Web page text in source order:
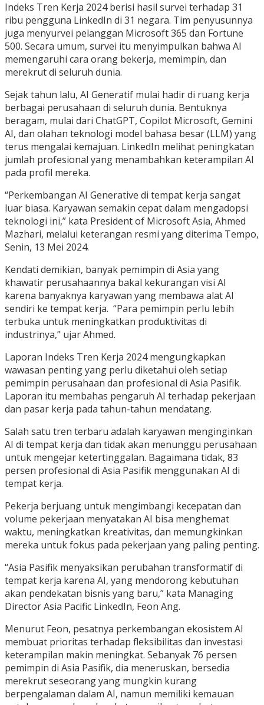
Indeks Tren Kerja 2024 berisi hasil survei terhadap 31
ribu pengguna LinkedIn di 31 negara. Tim penyusunnya
juga menyurvei pelanggan Microsoft 365 dan Fortune
500. Secara umum, survei itu menyimpulkan bahwa AI
memengaruhi cara orang bekerja, memimpin, dan
merekrut di seluruh dunia.
Sejak tahun lalu, AI Generatif mulai hadir di ruang kerja
berbagai perusahaan di seluruh dunia. Bentuknya
beragam, mulai dari ChatGPT, Copilot Microsoft, Gemini
AI, dan olahan teknologi model bahasa besar (LLM) yang
terus mengalai kemajuan. LinkedIn melihat peningkatan
jumlah profesional yang menambahkan keterampilan AI
pada profil mereka.
“Perkembangan AI Generative di tempat kerja sangat
luar biasa. Karyawan semakin cepat dalam mengadopsi
teknologi ini,” kata President of Microsoft Asia, Ahmed
Mazhari, melalui keterangan resmi yang diterima Tempo,
Senin, 13 Mei 2024.
Kendati demikian, banyak pemimpin di Asia yang
khawatir perusahaannya bakal kekurangan visi AI
karena banyaknya karyawan yang membawa alat AI
sendiri ke tempat kerja. “Para pemimpin perlu lebih
terbuka untuk meningkatkan produktivitas di
industrinya,” ujar Ahmed.
Laporan Indeks Tren Kerja 2024 mengungkapkan
wawasan penting yang perlu diketahui oleh setiap
pemimpin perusahaan dan profesional di Asia Pasifik.
Laporan itu membahas pengaruh AI terhadap pekerjaan
dan pasar kerja pada tahun-tahun mendatang.
Salah satu tren terbaru adalah karyawan menginginkan
AI di tempat kerja dan tidak akan menunggu perusahaan
untuk mengejar ketertinggalan. Bagaimana tidak, 83
persen profesional di Asia Pasifik menggunakan AI di
tempat kerja.
Pekerja berjuang untuk mengimbangi kecepatan dan
volume pekerjaan menyatakan AI bisa menghemat
waktu, meningkatkan kreativitas, dan memungkinkan
mereka untuk fokus pada pekerjaan yang paling penting.
“Asia Pasifik menyaksikan perubahan transformatif di
tempat kerja karena AI, yang mendorong kebutuhan
akan pendekatan bisnis yang baru,” kata Managing
Director Asia Pacific LinkedIn, Feon Ang.
Menurut Feon, pesatnya perkembangan ekosistem AI
membuat prioritas terhadap fleksibilitas dan investasi
keterampilan makin meningkat. Sebanyak 76 persen
pemimpin di Asia Pasifik, dia meneruskan, bersedia
merekrut seseorang yang mungkin kurang
berpengalaman dalam AI, namun memiliki kemauan